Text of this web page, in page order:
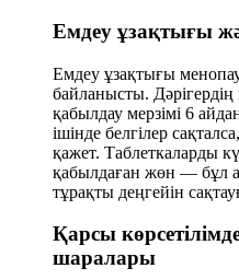
Емдеу ұзақтығы
Емдеу ұзақтығы
байланысты. Дәрігердің
қабылдау мерзімі 6
ішінде белгілер
қажет. Таблеткаларды
қабылдаған жөн — бұл
тұрақты деңгейін
Қарсы
шаралары